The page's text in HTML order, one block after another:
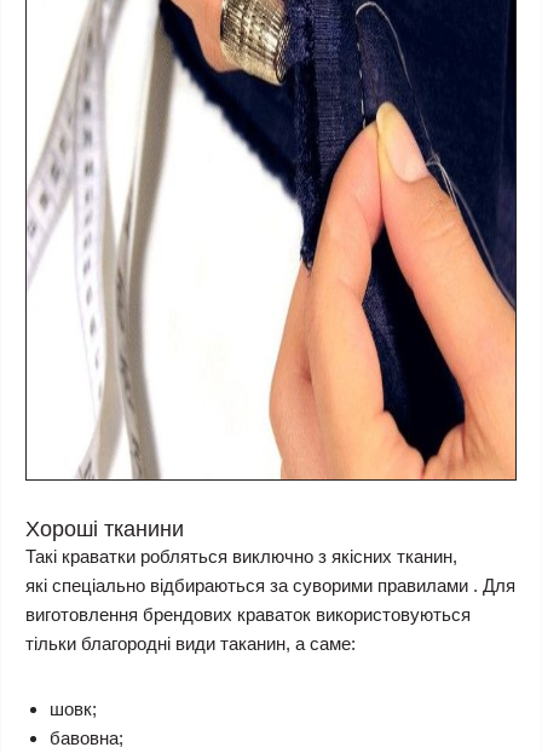
Хороші тканини
Такі краватки робляться виключно з якісних тканин,
які спеціально відбираються за суворими правилами . Для
виготовлення брендових краваток використовуються
тільки благородні види таканин, а саме:
шовк;
бавовна;